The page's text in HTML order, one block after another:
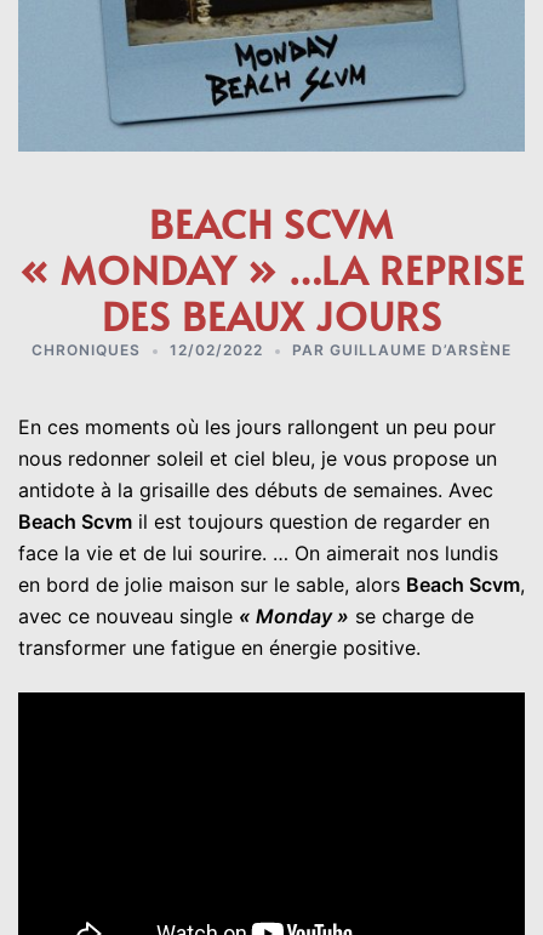
BEACH SCVM
« MONDAY » …LA REPRISE
DES BEAUX JOURS
CHRONIQUES 12/02/2022 PAR GUILLAUME D’ARSÈNE
En ces moments où les jours rallongent un peu pour
nous redonner soleil et ciel bleu, je vous propose un
antidote à la grisaille des débuts de semaines. Avec
Beach Scvm il est toujours question de regarder en
face la vie et de lui sourire. … On aimerait nos lundis
en bord de jolie maison sur le sable, alors Beach Scvm,
avec ce nouveau single « Monday » se charge de
transformer une fatigue en énergie positive.